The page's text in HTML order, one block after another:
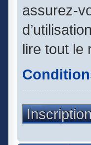
assurez-
lire tout le